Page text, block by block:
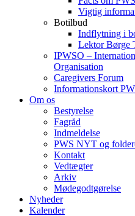
Vigtig
Botilbud
Indflytning i
Lektor Børge
IPWSO –
Organisation
Caregivers Forum
Informationskort
Om os
Bestyrelse
Fagråd
Indmeldelse
PWS NYT og
Kontakt
Vedtægter
Arkiv
Mødegodtgørelse
Nyheder
Kalender